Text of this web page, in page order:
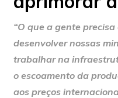
“O que a gente
desenvolver nossas
trabalhar na
o escoamento da
aos preços